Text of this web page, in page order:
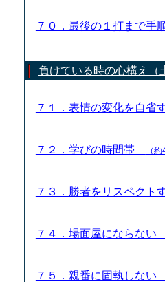
７０．最後の１打まで手
負けている時の心構え（
７１．表情の変化を自省
７２．学びの時間帯 （
７３．勝者をリスペクト
７４．場面屋にならない
７５．親番に固執しない